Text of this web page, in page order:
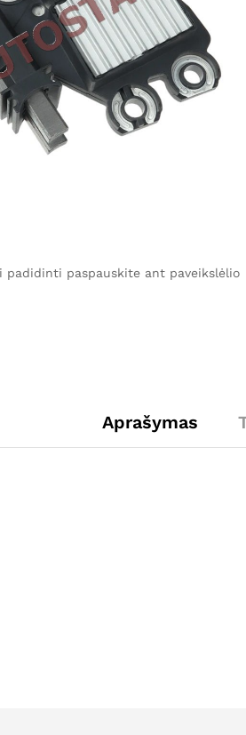
padidinti paspauskite ant paveikslėlio
Aprašymas